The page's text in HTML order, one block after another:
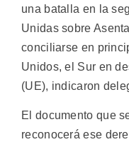
una batalla en la
Unidas sobre
conciliarse en
Unidos, el Sur en
(UE), indicaron
El documento que
reconocerá ese